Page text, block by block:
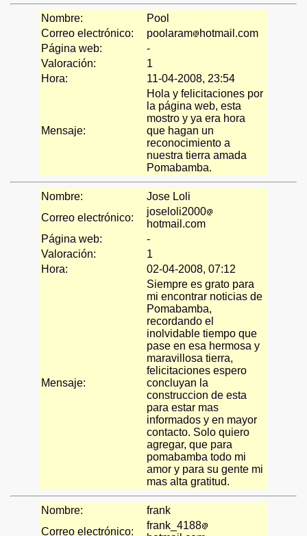
Nombre:
Pool
Correo electrónico:
poolaram
hotmail.com
Página web:
-
Valoración:
1
Hora:
11-04-2008, 23:54
Mensaje:
Hola y felicitaciones por
la página web, esta
mostro y ya era hora
que hagan un
reconocimiento a
nuestra tierra amada
Pomabamba.
Nombre:
Jose Loli
Correo electrónico:
joseloli2000
hotmail.com
Página web:
-
Valoración:
1
Hora:
02-04-2008, 07:12
Mensaje:
Siempre es grato para
mi encontrar noticias de
Pomabamba,
recordando el
inolvidable tiempo que
pase en esa hermosa y
maravillosa tierra,
felicitaciones espero
concluyan la
construccion de esta
para estar mas
informados y en mayor
contacto. Solo quiero
agregar, que para
pomabamba todo mi
amor y para su gente mi
mas alta gratitud.
Nombre:
frank
Correo electrónico:
frank_4188